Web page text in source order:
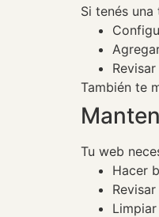
Si tenés
También te
Tu web
Hacer